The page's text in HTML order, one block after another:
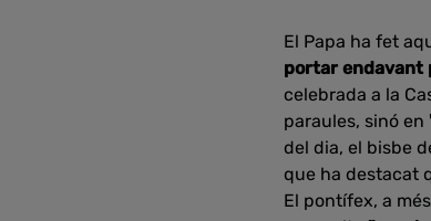
El Papa ha fet
portar endavant
celebrada a la
paraules, sinó en
del dia, el bisbe
que ha destacat
El pontífex, a